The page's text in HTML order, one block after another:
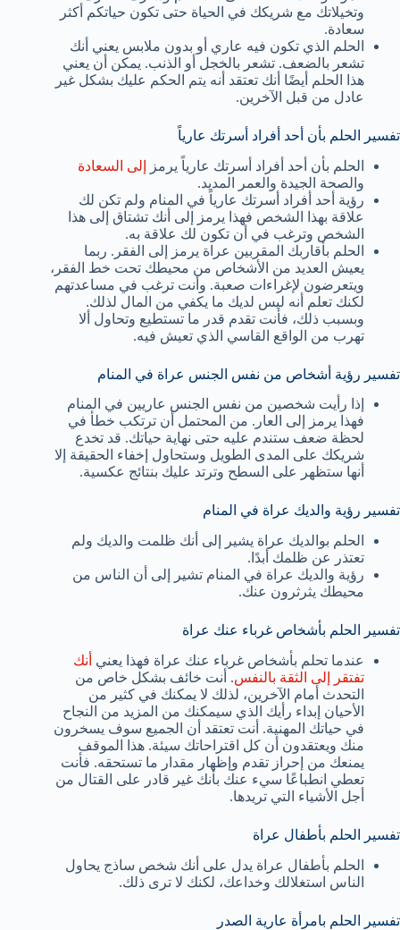
وتخيلاتك مع شريكك في الحياة حتى تكون حياتكم أكثر
سعادة.
الحلم الذي تكون فيه عاري أو بدون ملابس يعني أنك
تشعر بالضعف. تشعر بالخجل أو الذنب. يمكن أن يعني
هذا الحلم أيضًا أنك تعتقد أنه يتم الحكم عليك بشكل غير
عادل من قبل الآخرين.
تفسير الحلم بأن أحد أفراد أسرتك عارياً
الحلم بأن أحد أفراد أسرتك عارياً يرمز
إلى السعادة
والصحة الجيدة والعمر المديد.
رؤية أحد أفراد أسرتك عارياً في المنام ولم تكن لك
علاقة بهذا الشخص فهذا يرمز إلى أنك تشتاق إلى هذا
الشخص وترغب في أن تكون لك علاقة به.
الحلم بأقاربك المقربين عراة يرمز إلى الفقر. ربما
يعيش العديد من الأشخاص من محيطك تحت خط الفقر،
ويتعرضون لإغراءات صعبة. وأنت ترغب في مساعدتهم
لكنك تعلم أنه ليس لديك ما يكفي من المال لذلك.
وبسبب ذلك، فأنت تقدم قدر ما تستطيع وتحاول ألا
تهرب من الواقع القاسي الذي تعيش فيه.
تفسير رؤية أشخاص من نفس الجنس عراة في المنام
إذا رأيت شخصين من نفس الجنس عاريين في المنام
فهذا يرمز إلى العار. من المحتمل أن ترتكب خطأ في
لحظة ضعف ستندم عليه حتى نهاية حياتك. قد تخدع
شريكك على المدى الطويل وستحاول إخفاء الحقيقة إلا
أنها ستظهر على السطح وترتد عليك بنتائج عكسية.
تفسير رؤية والديك عراة في المنام
الحلم بوالديك عراة يشير إلى أنك ظلمت والديك ولم
تعتذر عن ظلمك أبدًا.
رؤية والديك عراة في المنام تشير إلى أن الناس من
محيطك يثرثرون عنك.
تفسير الحلم بأشخاص غرباء عنك عراة
عندما تحلم بأشخاص غرباء عنك عراة فهذا يعني أنك
تفتقر إلى الثقة بالنفس. أنت خائف بشكل خاص من
التحدث أمام الآخرين، لذلك لا يمكنك في كثير من
الأحيان إبداء رأيك الذي سيمكنك من المزيد من النجاح
في حياتك المهنية. أنت تعتقد أن الجميع سوف يسخرون
منك ويعتقدون أن كل اقتراحاتك سيئة. هذا الموقف
يمنعك من إحراز تقدم وإظهار مقدار ما تستحقه. فأنت
تعطي انطباعًا سيء عنك بأنك غير قادر على القتال من
أجل الأشياء التي تريدها.
تفسير الحلم بأطفال عراة
الحلم بأطفال عراة يدل على أنك شخص ساذج يحاول
الناس استغلالك وخداعك، لكنك لا ترى ذلك.
تفسير الحلم بامرأة عارية الصدر